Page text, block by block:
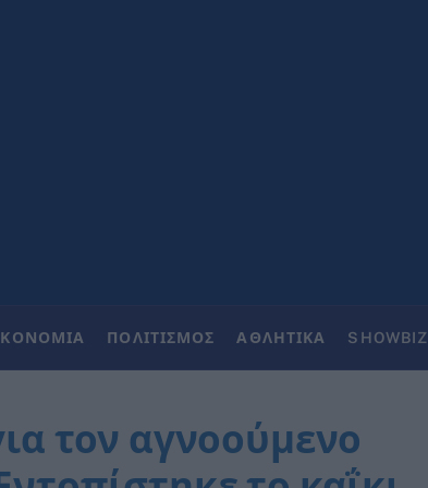
ΠΟΛΙΤΙΣΜΟΣ ΑΘΛΗΤΙΚΑ SHOWBIZ
τον αγνοούμενο